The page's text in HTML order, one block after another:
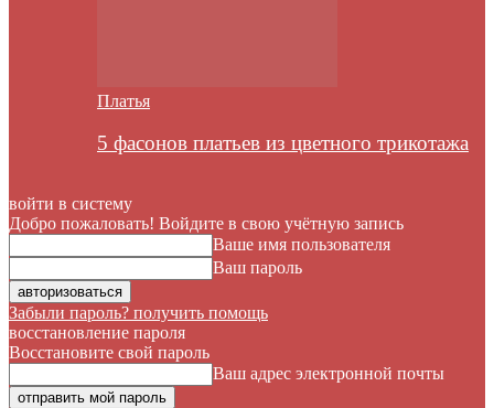
Платья
5 фасонов платьев из цветного трикотажа
войти в систему
Добро пожаловать! Войдите в свою учётную запись
Ваше имя пользователя
Ваш пароль
Забыли пароль? получить помощь
восстановление пароля
Восстановите свой пароль
Ваш адрес электронной почты